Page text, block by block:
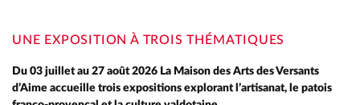
UNE EXPOSITION À TROIS THÉMATIQUES
Du 03 juillet au 27 août 2026 La Maison des Arts des Versants
d’Aime accueille trois expositions explorant l’artisanat, le patois